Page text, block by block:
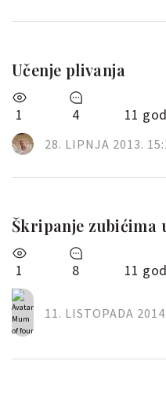
Učenje plivanja
1 4 11
28. LIPNJA 2013.
Škripanje zubićima
1 8 11
11. LISTOPADA